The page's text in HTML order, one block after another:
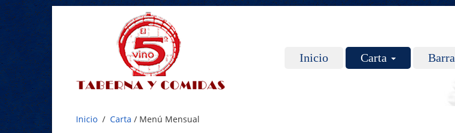
Inicio Carta Barra
Inicio / Carta / Menú Mensual